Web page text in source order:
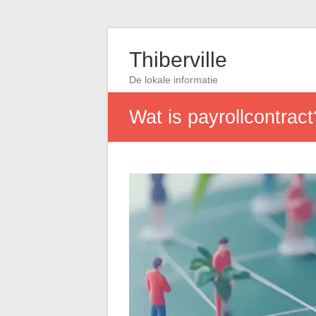
Thiberville
De lokale informatie
Wat is